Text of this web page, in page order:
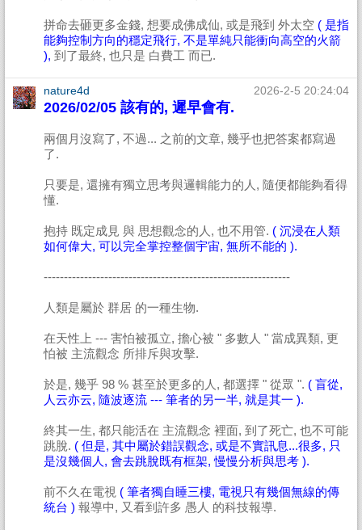
拼命去砸更多金錢, 想要成佛成仙, 或是飛到 外太空 ( 是指
能夠控制方向的穩定飛行, 不是單純只能衝向高空的火箭
), 到了最終, 也只是 白費工 而已.
nature4d 2026-2-5 20:24:04
2026/02/05 該有的, 遲早會有.
兩個月沒寫了, 不過... 之前的文章, 幾乎也把答案都寫過
了.
只要是, 還擁有獨立思考與邏輯能力的人, 隨便都能夠看得
懂.
抱持 既定成見 與 思想觀念的人, 也不用管. ( 沉浸在人類
如何偉大, 可以完全掌控整個宇宙, 無所不能的 ).
-------------------------------------------------------------
人類是屬於 群居 的一種生物.
在天性上 --- 害怕被孤立, 擔心被 " 多數人 " 當成異類, 更
怕被 主流觀念 所排斥與攻擊.
於是, 幾乎 98 % 甚至於更多的人, 都選擇 " 從眾 ". ( 盲從,
人云亦云, 隨波逐流 --- 筆者的另一半, 就是其一 ).
終其一生, 都只能活在 主流觀念 裡面, 到了死亡, 也不可能
跳脫. ( 但是, 其中屬於錯誤觀念, 或是不實訊息...很多, 只
是沒幾個人, 會去跳脫既有框架, 慢慢分析與思考 ).
前不久在電視 ( 筆者獨自睡三樓, 電視只有幾個無線的傳
統台 ) 報導中, 又看到許多 愚人 的科技報導.